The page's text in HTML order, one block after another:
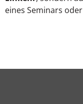
eines Seminars